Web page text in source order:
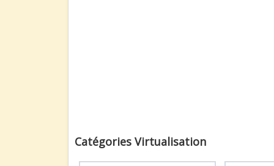
Catégories Virtualisation